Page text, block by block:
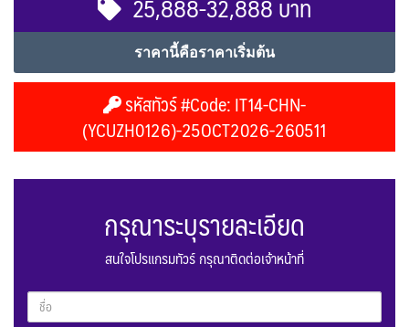
ราคานี้คือราคาเริ่มต้น
รหัสทัวร์ #Code: IT14-CHN-
(YCUZH0126)-25OCT2026-260511
กรุณาระบุรายละเอียด
สนใจโปรแกรมทัวร์ กรุณาติดต่อเจ้าหน้าที่